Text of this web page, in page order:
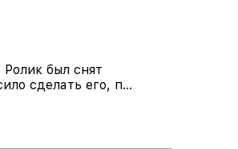
был снят
сделать его, п...